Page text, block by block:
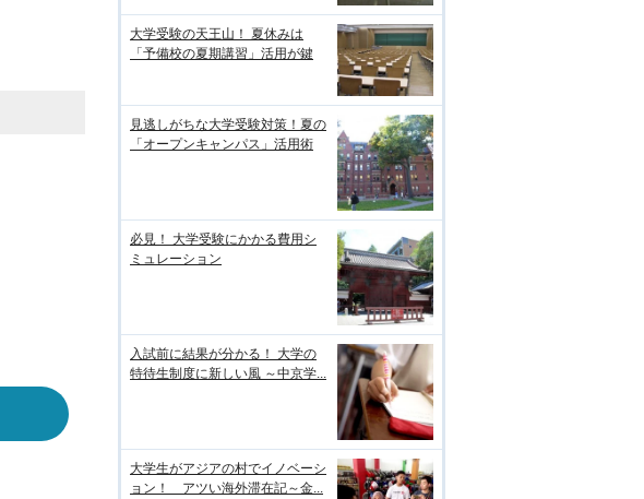
大学受験の天王山！ 夏休みは
「予備校の夏期講習」活用が鍵
見逃しがちな大学受験対策！夏の
「オープンキャンパス」活用術
必見！ 大学受験にかかる費用シ
ミュレーション
入試前に結果が分かる！ 大学の
特待生制度に新しい風 ～中京学...
大学生がアジアの村でイノベーシ
ョン！ アツい海外滞在記～金...